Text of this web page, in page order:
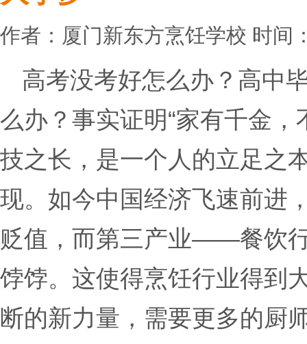
作者：厦门新东方烹饪学校 时间
高考没考好怎么办？高中
么办？事实证明“家有千金
技之长，是一个人的立足之
现。如今中国经济飞速前进
贬值，而第三产业——餐饮
饽饽。这使得烹饪行业得到
断的新力量，需要更多的厨